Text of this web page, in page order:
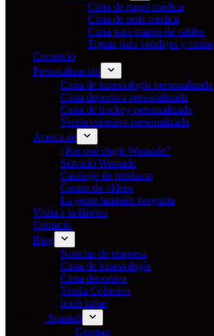
Cinta de papel médica
Cinta de seda médica
Cinta para mazos de cables
Tijeras para vendajes y cintas
Comercio
Personalización
Cinta de kinesiología personalizada
Cinta deportiva personalizada
Cinta de hockey personalizada
Venda cohesiva personalizada
Acerca de
¿Por qué elegir Wemade?
Servicio Wemade
Catalogo de producto
Centro de vídeos
La gente también pregunta
Visita a la fábrica
Contacto
Blog
Noticias de empresa
Cinta de kinesiología
Cinta deportiva
Venda Cohesiva
boob tapae
Spanish
German